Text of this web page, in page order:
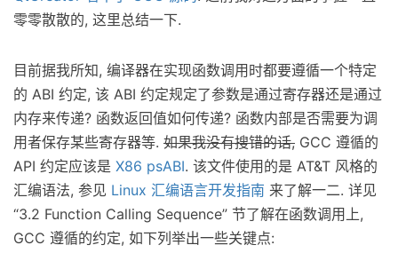
零零散散的, 这里总结一下.
目前据我所知, 编译器在实现函数调用时都要遵循一个特定
的 ABI 约定, 该 ABI 约定规定了参数是通过寄存器还是通过
内存来传递? 函数返回值如何传递? 函数内部是否需要为调
用者保存某些寄存器等. 如果我没有搜错的话, GCC 遵循的
API 约定应该是 X86 psABI. 该文件使用的是 AT&T 风格的
汇编语法, 参见 Linux 汇编语言开发指南 来了解一二. 详见
“3.2 Function Calling Sequence” 节了解在函数调用上,
GCC 遵循的约定, 如下列举出一些关键点: